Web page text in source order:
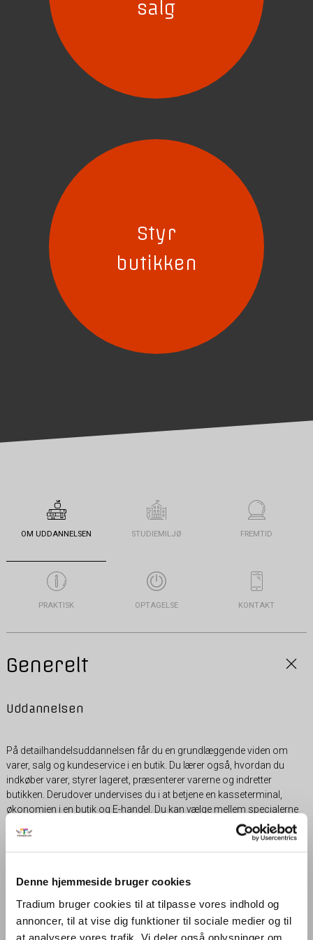
Denne hjemmeside bruger cookies
Tradium bruger cookies til at tilpasse vores indhold og
annoncer, til at vise dig funktioner til sociale medier og til
at analysere vores trafik. Vi deler også oplysninger om
salg
Styr
butikken
OM UDDANNELSEN STUDIEMILJØ FREMTID
PRAKTISK OPTAGELSE KONTAKT
Generelt
Uddannelsen
På detailhandelsuddannelsen får du en grundlæggende viden om
varer, salg og kundeservice i en butik. Du lærer også, hvordan du
indkøber varer, styrer lageret, præsenterer varerne og indretter
butikken. Derudover undervises du i at betjene en kasseterminal,
økonomien i en butik og E-handel. Du kan vælge mellem specialerne
salgsassistent m/u profil, blomsterdekoratør, dekoratør, digital
handel eller convenience.
EUX
Detailhandelsuddannelsen kan tages med EUX. Du tager en